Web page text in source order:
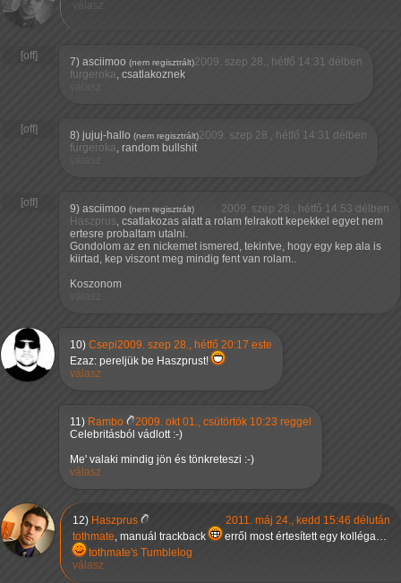
válasz
7) asciimoo (nem regisztrált)2009. szep 28., hétfő 14:31 délben
furgeroka, csatlakoznek
8) jujuj-hallo (nem regisztrált)2009. szep 28., hétfő 14:31 délben
furgeroka, random bullshit
9) asciimoo (nem regisztrált)
2009. szep 28., hétfő 14:53 délben
Haszprus, csatlakozas alatt a rolam felrakott kepekkel egyet nem
ertesre probaltam utalni.
Gondolom az en nickemet ismered, tekintve, hogy egy kep ala is
kiirtad, kep viszont meg mindig fent van rolam..
Koszonom
10) Csepi2009. szep 28., hétfő 20:17 este
Ezaz: pereljük be Haszprust!
válasz
11) Rambo
2009. okt 01., csütörtök 10:23 reggel
Celebritásból vádlott :-)
Me' valaki mindig jön és tönkreteszi :-)
válasz
12) Haszprus
2011. máj 24., kedd 15:46 délután
tothmate, manuál trackback
erről most értesített egy kolléga…
tothmate's Tumblelog
válasz